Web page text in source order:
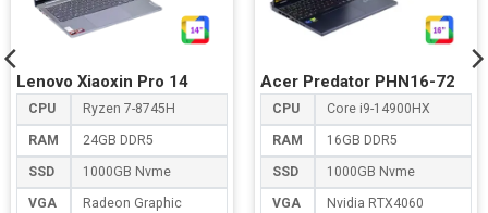
Lenovo Xiaoxin Pro 14
CPU Ryzen 7-8745H
RAM 24GB DDR5
SSD 1000GB Nvme
VGA Radeon Graphic
Acer Predator PHN16-72
CPU Core i9-14900HX
RAM 16GB DDR5
SSD 1000GB Nvme
VGA Nvidia RTX4060